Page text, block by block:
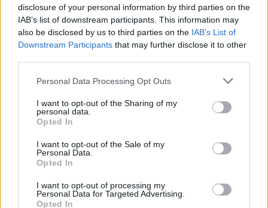
disclosure of your personal information by third parties on the
IAB’s list of downstream participants. This information may
also be disclosed by us to third parties on the IAB’s List of
Downstream Participants that may further disclose it to other
Please note that this website/app uses one or more Google
not limited to your visit or usage behaviour. You may click to
grant or deny consent to Google and its third-party tags to
use your data for below specified purposes in below Google
consent section.
Personal Data Processing Opt Outs
I want to opt-out of the Sharing of my
personal data.
Opted In
I want to opt-out of the Sale of my
Personal Data.
Opted In
I want to opt-out of processing my
Personal Data for Targeted Advertising.
Opted In
Friss ábrán az EU legerősebb és leggyorsabban
növekvő gazdaságai: több mint 10 billió eurót
termelnek
HÍREK 2 órája